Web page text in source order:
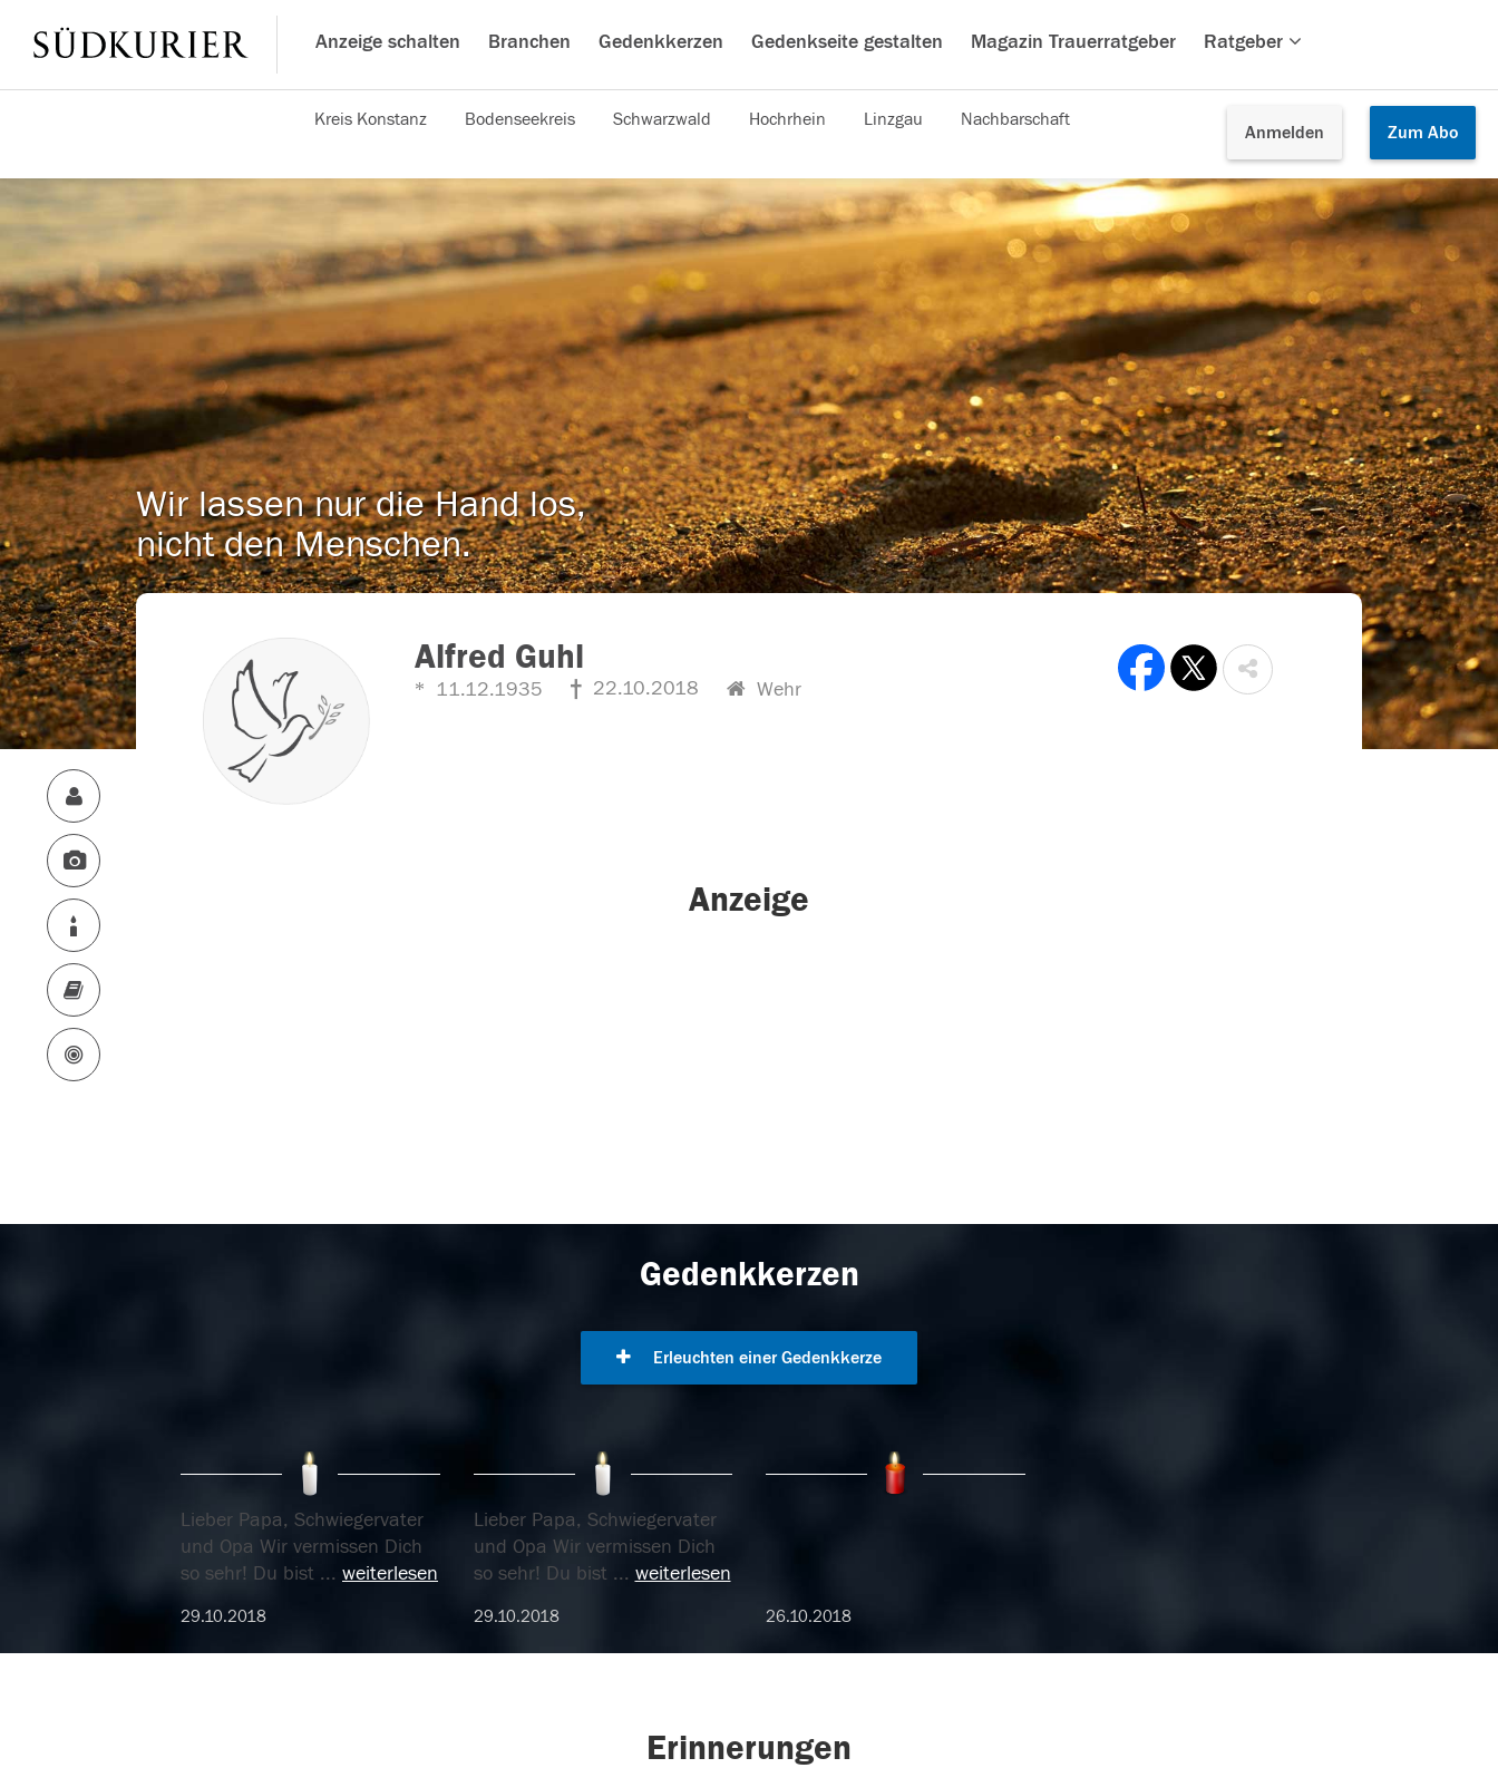
Anzeige schalten Branchen Gedenkkerzen Gedenkseite gestalten Magazin Trauerratgeber Ratgeber
Anmelden Zum Abo
Kreis Konstanz Bodenseekreis Schwarzwald Hochrhein Linzgau Nachbarschaft
Wir lassen nur die Hand los,
nicht den Menschen.
Alfred Guhl
11.12.1935 22.10.2018 Wehr
Anzeige
Gedenkkerzen
Erleuchten einer Gedenkkerze
Lieber Papa, Schwiegervater
und Opa Wir vermissen Dich
so sehr! Du bist ... weiterlesen
29.10.2018
Lieber Papa, Schwiegervater
und Opa Wir vermissen Dich
so sehr! Du bist ... weiterlesen
29.10.2018 26.10.2018
Erinnerungen